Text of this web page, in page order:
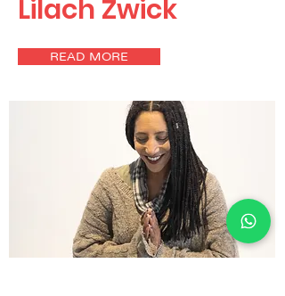
Lilach Zwick
READ MORE